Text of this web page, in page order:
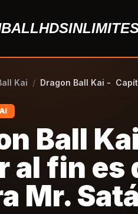
Kai / Dragon Ball Kai -
Ball
al fin es
Mr.